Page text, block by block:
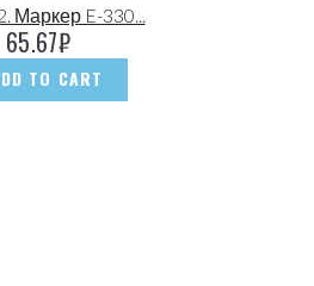
Маркер E-330...
65.67₽
TO CART